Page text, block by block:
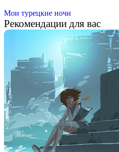
Мои турецкие ночи
Рекомендации для вас